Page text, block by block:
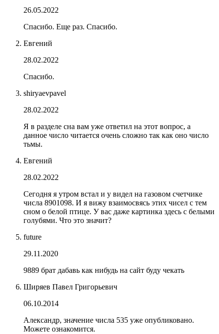
26.05.2022
Спасибо. Еще раз. Спасибо.
Евгений
28.02.2022
Спасибо.
shiryaevpavel
28.02.2022
Я в разделе сна вам уже ответил на этот вопрос, а
данное число читается очень сложно так как оно число
тьмы.
Евгений
28.02.2022
Сегодня я утром встал и у видел на газовом счетчике
числа 8901098. И я вижу взаимосвясь этих чисел с тем
сном о белой птице. У вас даже картинка здесь с белыми
голубями. Что это значит?
future
29.11.2020
9889 брат дабавь как нибудь на сайт буду чекать
Ширяев Павел Григорьевич
06.10.2014
Александр, значение числа 535 уже опубликовано.
Можете ознакомится.